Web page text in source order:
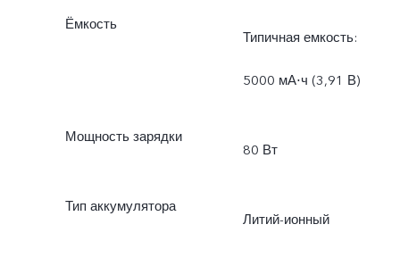
Ёмкость
Типичная емкость:
5000 мА⋅ч (3,91 В)
Мощность зарядки
80 Вт
Тип аккумулятора
Литий-ионный